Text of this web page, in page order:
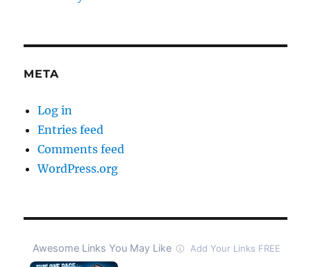
META
Log in
Entries feed
Comments feed
WordPress.org